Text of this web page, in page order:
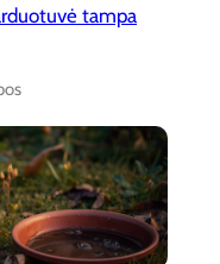
tampa